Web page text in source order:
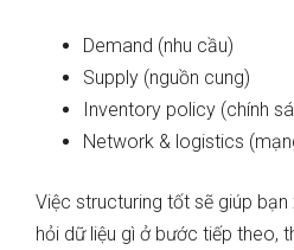
Demand (nhu cầu)
Supply (nguồn cung)
Inventory policy (chính
Network & logistics
Việc structuring tốt sẽ giúp
hỏi dữ liệu gì ở bước tiếp theo,